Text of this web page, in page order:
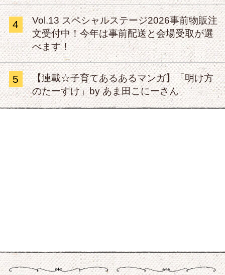
4
Vol.13 スペシャルステージ2026事前物販注
文受付中！今年は事前配送と会場受取が選
べます！
5
【連載☆子育てあるあるマンガ】「明け方
のたーすけ」by あま田こにーさん